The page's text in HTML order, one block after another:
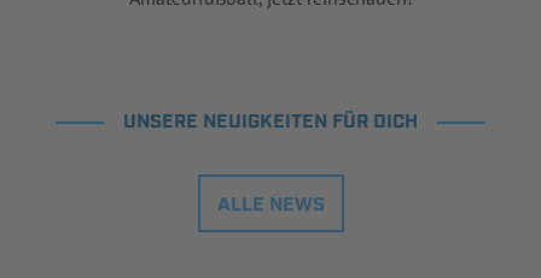
UNSERE NEUIGKEITEN FÜR DICH
ALLE NEWS